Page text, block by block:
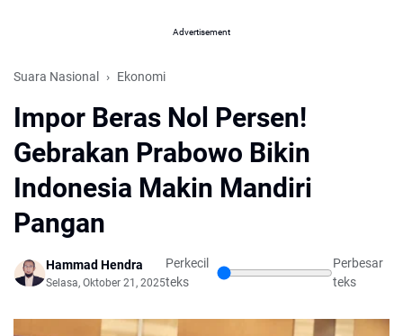
Advertisement
Suara Nasional Ekonomi
Impor Beras Nol Persen!
Gebrakan Prabowo Bikin
Indonesia Makin Mandiri
Pangan
Hammad Hendra
Selasa, Oktober 21, 2025
Perkecil
teks
Perbesar
teks